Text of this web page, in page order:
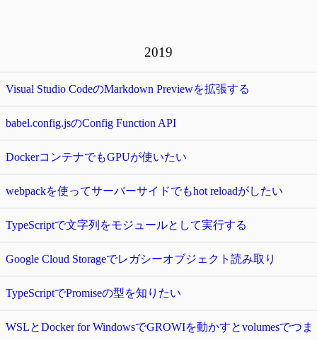
2019
Visual Studio CodeのMarkdown Previewを拡張する
babel.config.jsのConfig Function API
DockerコンテナでもGPUが使いたい
webpackを使ってサーバーサイドでもhot reloadがしたい
TypeScriptで文字列をモジュールとして実行する
Google Cloud Storageでレガシーオブジェクト読み取り
TypeScriptでPromiseの型を知りたい
WSLとDocker for WindowsでGROWIを動かすとvolumesでつま